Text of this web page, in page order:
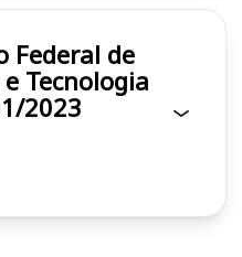
Tecnologia
2023